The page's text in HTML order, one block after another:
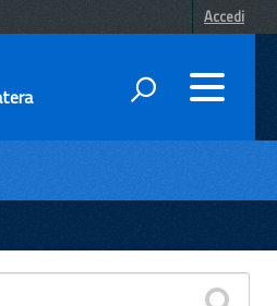
Accedi